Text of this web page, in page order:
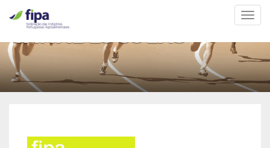
CANAL ESCOLAS